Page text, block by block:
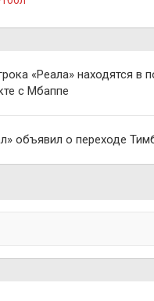
«Реала» находятся в
с Мбаппе
объявил о переходе